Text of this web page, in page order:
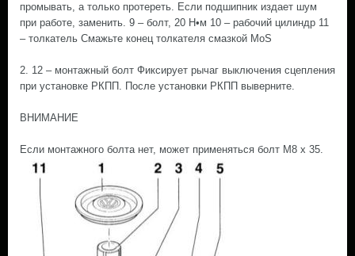
промывать, а только протереть. Если подшипник издает шум
при работе, заменить. 9 – болт, 20 Н•м 10 – рабочий цилиндр 11
– толкатель Смажьте конец толкателя смазкой MoS
2. 12 – монтажный болт Фиксирует рычаг выключения сцепления
при установке РКПП. После установки РКПП выверните.
ВНИМАНИЕ
Если монтажного болта нет, может применяться болт М8 х 35.